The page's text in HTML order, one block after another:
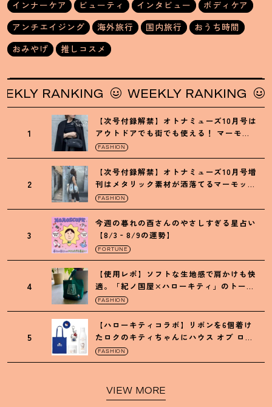
インナーケア
ビューティ インタビュー
ボディケア
アンチエイジング
海外旅行 国内旅行
おうち時間
おみやげ
推しコスメ
RANKING WEEKLY RANKING
1
【次号付録解禁】オトナミューズ10月号は
アウトドアでも街でも使える ！ マーモッ
トの黒ショルダー
FASHION
2
【次号付録解禁】オトナミューズ10月号増
刊はメタリック素材が洒落てるマーモット
の保冷バッグ
FASHION
3
今週の暮れの酉さんのやさしすぎる星占い
【8/3‐8/9の運勢】
FORTUNE
4
【使用レポ】ソフトな生地感で肩かけも快
適。「紀ノ国屋×ハローキティ」のトート
がガシガシ使えて最高です
FASHION
5
【ハローキティコラボ】リボンを6個着け
たロクのキティちゃんにハウス オブ ロー
ゼの限定パケも
FASHION
VIEW MORE